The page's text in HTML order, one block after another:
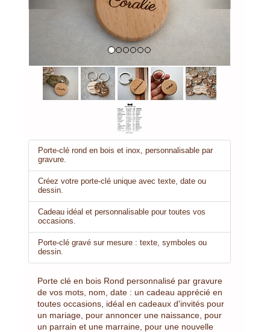
Porte-clé rond en bois et inox, personnalisable par
gravure.
Créez votre porte-clé unique avec texte, date ou
dessin.
Cadeau idéal et personnalisable pour toutes vos
occasions.
Porte-clé gravé sur mesure : texte, symboles ou
dessin.
Porte clé en bois Rond personnalisé par gravure
de vos mots, nom, date : un cadeau apprécié en
toutes occasions, idéal en cadeaux d'invités pour
un mariage, pour annoncer une naissance, pour
un parrain et une marraine, pour une nouvelle